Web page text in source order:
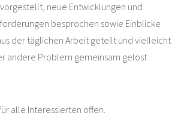
neue Entwicklungen und
besprochen sowie Einblicke
der täglichen Arbeit geteilt und vielleicht
andere Problem gemeinsam gelöst
alle Interessierten offen.